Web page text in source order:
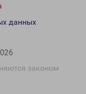
законом
данных